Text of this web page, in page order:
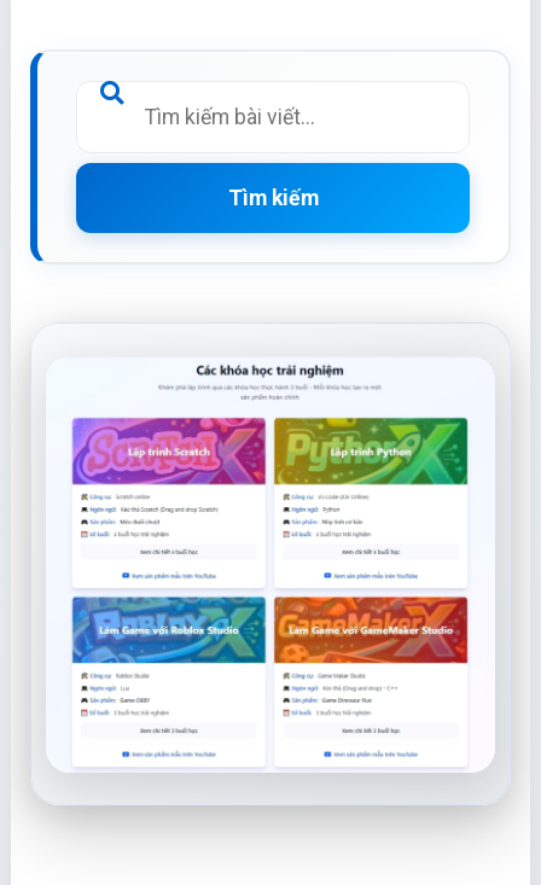
Tìm kiếm